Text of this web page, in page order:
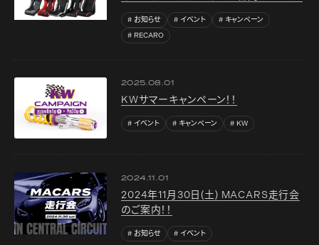
お知らせ イベント
キャンペーン
RECARO
2025.08.01
KWサマーキャンペーン！！
イベント キャンペーン KW
2024.11.01
2024年11月30日(土) MACARS走行会
のご案内！！
お知らせ イベント